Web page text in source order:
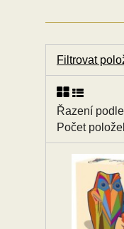
Filtrovat
Řazení podle
Počet